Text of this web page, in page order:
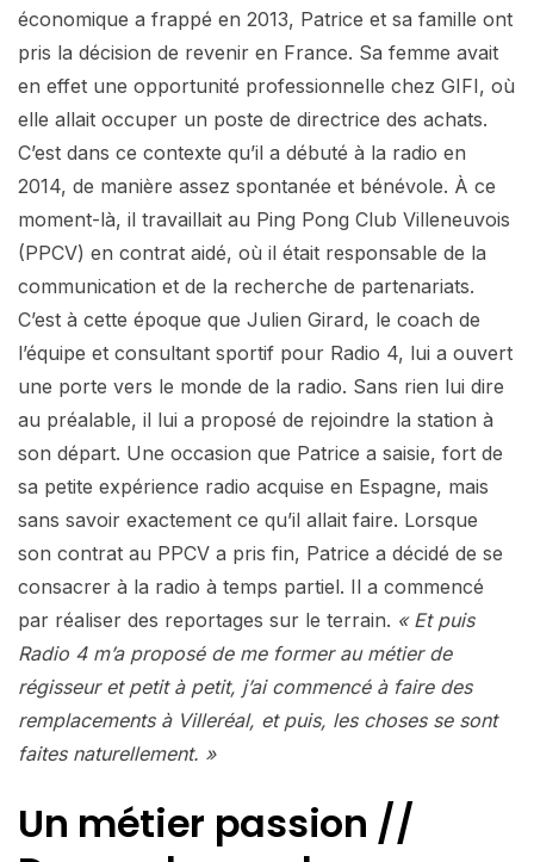
économique a frappé en 2013, Patrice et sa famille ont
pris la décision de revenir en France. Sa femme avait
en effet une opportunité professionnelle chez GIFI, où
elle allait occuper un poste de directrice des achats.
C’est dans ce contexte qu’il a débuté à la radio en
2014, de manière assez spontanée et bénévole. À ce
moment-là, il travaillait au Ping Pong Club Villeneuvois
(PPCV) en contrat aidé, où il était responsable de la
communication et de la recherche de partenariats.
C’est à cette époque que Julien Girard, le coach de
l’équipe et consultant sportif pour Radio 4, lui a ouvert
une porte vers le monde de la radio. Sans rien lui dire
au préalable, il lui a proposé de rejoindre la station à
son départ. Une occasion que Patrice a saisie, fort de
sa petite expérience radio acquise en Espagne, mais
sans savoir exactement ce qu’il allait faire. Lorsque
son contrat au PPCV a pris fin, Patrice a décidé de se
consacrer à la radio à temps partiel. Il a commencé
par réaliser des reportages sur le terrain. « Et puis
Radio 4 m’a proposé de me former au métier de
régisseur et petit à petit, j’ai commencé à faire des
remplacements à Villeréal, et puis, les choses se sont
faites naturellement. »
Un métier passion //